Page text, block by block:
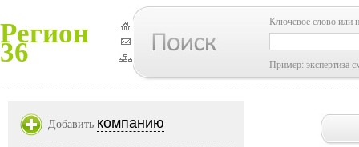
Регион
36
Ключевое слово или
Пример: экспертиза
Добавить компанию